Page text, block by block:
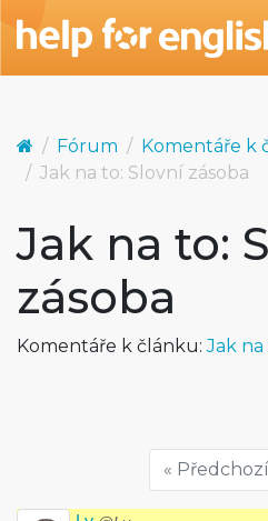
Fórum
Komentáře k
Jak na to: Slovní zásoba
Jak na to:
zásoba
Komentáře k článku:Jak na
« Předchozí